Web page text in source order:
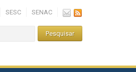
SESC SENAC